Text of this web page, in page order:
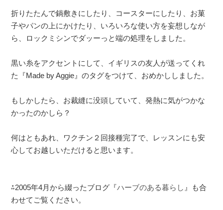
折りたたんで鍋敷きにしたり、コースターにしたり、お菓
子やパンの上にかけたり、いろいろな使い方を妄想しなが
ら、ロックミシンでダッーっと端の処理をしました。
黒い糸をアクセントにして、イギリスの友人が送ってくれ
た『Made by Aggie』のタグをつけて、おめかししました。
もしかしたら、お裁縫に没頭していて、発熱に気がつかな
かったのかしら？
何はともあれ、ワクチン２回接種完了で、レッスンにも安
心してお越しいただけると思います。
⁂2005年4月から綴ったブログ『ハーブのある暮らし 』も合
わせてご覧ください。